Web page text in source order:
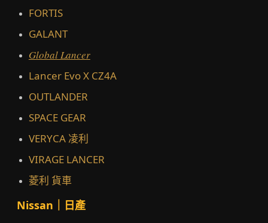
FORTIS
GALANT
Global Lancer
Lancer Evo X CZ4A
OUTLANDER
SPACE GEAR
VERYCA 凌利
VIRAGE LANCER
菱利 貨車
Nissan｜日產